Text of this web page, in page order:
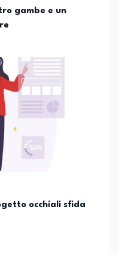
chiaro, divulgativo,
veridicità. Tra
anche a
di testi comici.
gambe e un
occhiali sfida